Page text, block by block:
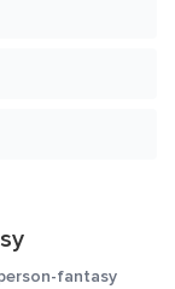
fantasy